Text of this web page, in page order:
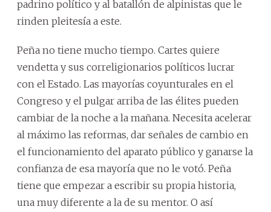
padrino político y al batallón de alpinistas que le
rinden pleitesía a este.
Peña no tiene mucho tiempo. Cartes quiere
vendetta y sus correligionarios políticos lucrar
con el Estado. Las mayorías coyunturales en el
Congreso y el pulgar arriba de las élites pueden
cambiar de la noche a la mañana. Necesita acelerar
al máximo las reformas, dar señales de cambio en
el funcionamiento del aparato público y ganarse la
confianza de esa mayoría que no le votó. Peña
tiene que empezar a escribir su propia historia,
una muy diferente a la de su mentor. O así